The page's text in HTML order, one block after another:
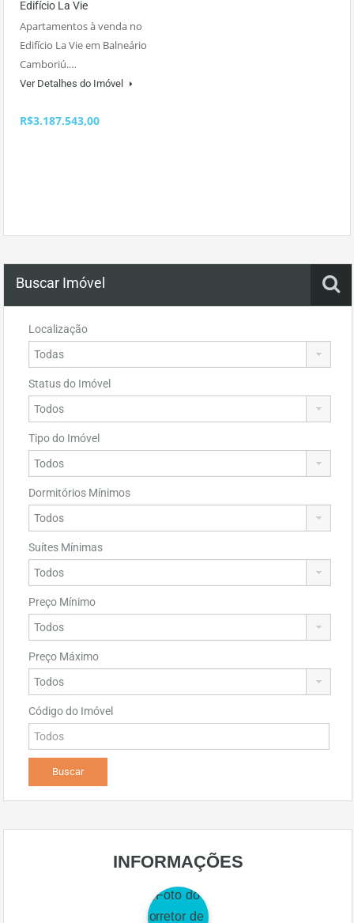
Edifício La Vie
Apartamentos à venda no
Edifício La Vie em Balneário
Camboriú.…
Ver Detalhes do Imóvel
R$3.187.543,00
Buscar Imóvel
Localização
Status do Imóvel
Tipo do Imóvel
Dormitórios Mínimos
Suítes Mínimas
Preço Mínimo
Preço Máximo
Código do Imóvel
INFORMAÇÕES